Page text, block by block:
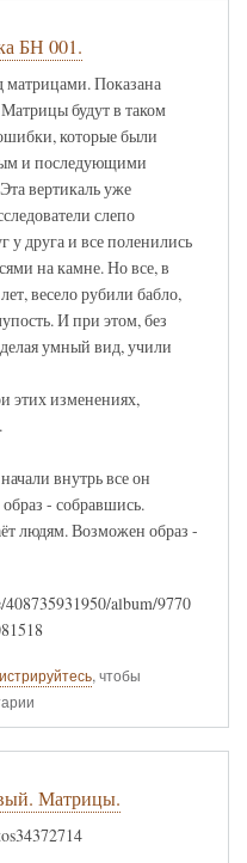
БН 001.
матрицами. Показана
будут в таком
которые были
и последующими
вертикаль уже
слепо
у друга и все поленились
на камне. Но все, в
весело рубили бабло,
И при этом, без
умный вид, учили
этих изменениях,
внутрь все он
- собравшись.
людям. Возможен образ -
album/9770
, чтобы
Матрицы.